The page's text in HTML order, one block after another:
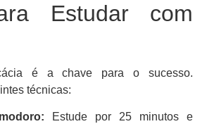
Estudar com
é a chave para o sucesso.
técnicas:
Estude por 25 minutos e